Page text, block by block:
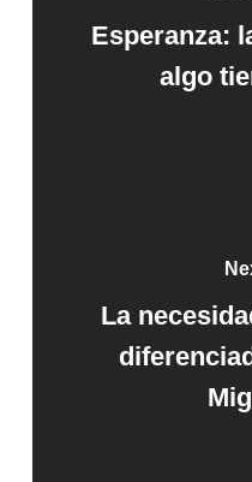
Esperanza:
algo
La